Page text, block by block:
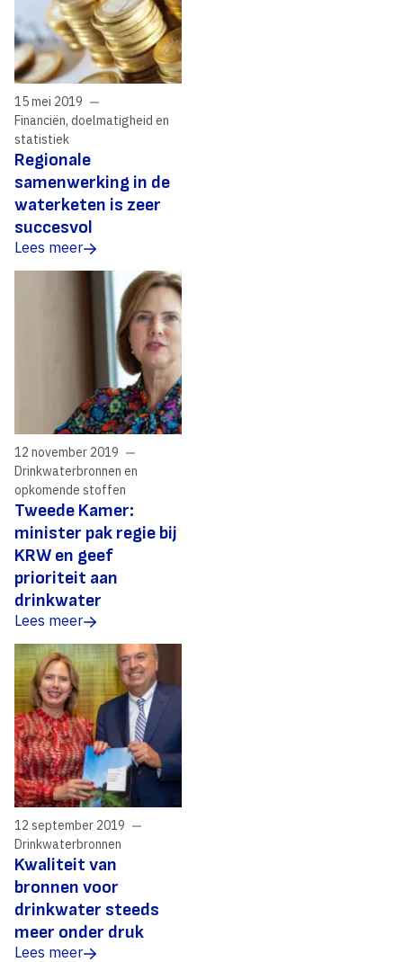
Regionale
samenwerking in de
waterketen is zeer
succesvol
15 mei 2019
Financiën, doelmatigheid en
statistiek
Lees meer
Tweede Kamer:
minister pak regie bij
KRW en geef
prioriteit aan
drinkwater
12 november 2019
Drinkwaterbronnen en
opkomende stoffen
Lees meer
Kwaliteit van
bronnen voor
drinkwater steeds
meer onder druk
12 september 2019
Drinkwaterbronnen
Lees meer